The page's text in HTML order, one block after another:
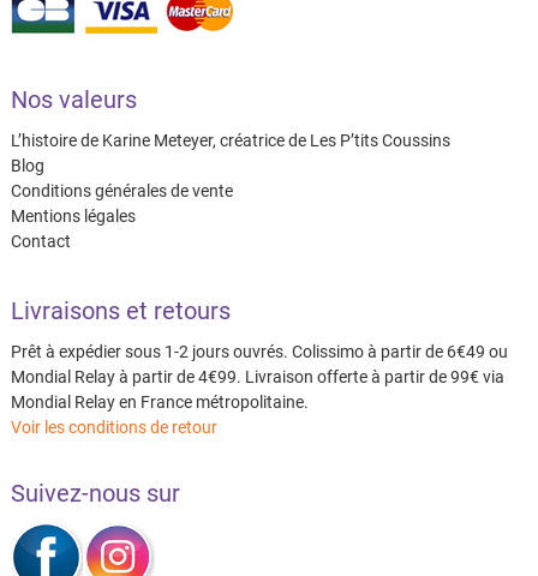
Nos valeurs
L’histoire de Karine Meteyer, créatrice de Les P’tits Coussins
Blog
Conditions générales de vente
Mentions légales
Contact
Livraisons et retours
Prêt à expédier sous 1-2 jours ouvrés. Colissimo à partir de 6€49 ou
Mondial Relay à partir de 4€99. Livraison offerte à partir de 99€ via
Mondial Relay en France métropolitaine.
Voir les conditions de retour
Suivez-nous sur